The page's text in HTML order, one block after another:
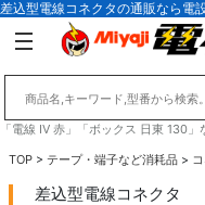
差込型電線コネクタの通販なら電
「電線 IV 赤」「ボックス 日東 130
TOP > テープ・端子など消耗品 >
差込型電線コネクタ